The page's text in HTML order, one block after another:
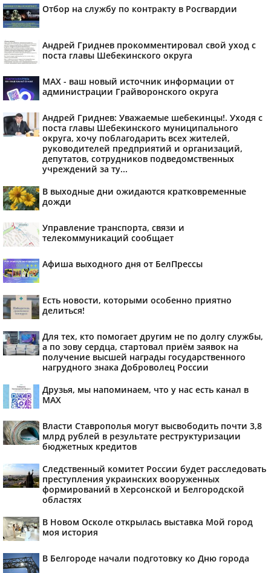
Отбор на службу по контракту в Росгвардии
Андрей Гриднев прокомментировал свой уход с
поста главы Шебекинского округа
MAX - ваш новый источник информации от
администрации Грайворонского округа
Андрей Гриднев: Уважаемые шебекинцы!. Уходя с
поста главы Шебекинского муниципального
округа, хочу поблагодарить всех жителей,
руководителей предприятий и организаций,
депутатов, сотрудников подведомственных
учреждений за ту...
В выходные дни ожидаются кратковременные
дожди
Управление транспорта, связи и
телекоммуникаций сообщает
Афиша выходного дня от БелПрессы
Есть новости, которыми особенно приятно
делиться!
Для тех, кто помогает другим не по долгу службы,
а по зову сердца, стартовал приём заявок на
получение высшей награды государственного
нагрудного знака Доброволец России
Друзья, мы напоминаем, что у нас есть канал в
МАХ
Власти Ставрополья могут высвободить почти 3,8
млрд рублей в результате реструктуризации
бюджетных кредитов
Следственный комитет России будет расследовать
преступления украинских вооруженных
формирований в Херсонской и Белгородской
областях
В Новом Осколе открылась выставка Мой город
моя история
В Белгороде начали подготовку ко Дню города